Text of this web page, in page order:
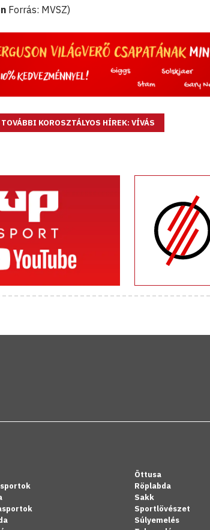
Forrás: MVSZ)
TOVÁBBI KOROSZTÁLYOS HÍREK: VÍVÁS
Öttusa
Röplabda
Sakk
Sportlövészet
Súlyemelés